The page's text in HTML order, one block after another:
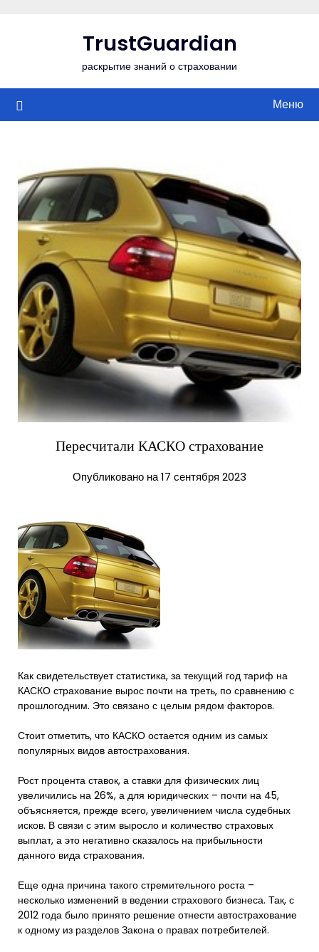
TrustGuardian
раскрытие знаний о страховании
Меню
Пересчитали КАСКО страхование
Опубликовано на 17 сентября 2023
Как свидетельствует статистика, за текущий год тариф на
КАСКО страхование вырос почти на треть, по сравнению с
прошлогодним. Это связано с целым рядом факторов.
Стоит отметить, что КАСКО остается одним из самых
популярных видов автострахования.
Рост процента ставок, а ставки для физических лиц
увеличились на 26%, а для юридических – почти на 45,
объясняется, прежде всего, увеличением числа судебных
исков. В связи с этим выросло и количество страховых
выплат, а это негативно сказалось на прибыльности
данного вида страхования.
Еще одна причина такого стремительного роста –
несколько изменений в ведении страхового бизнеса. Так, с
2012 года было принято решение отнести автострахование
к одному из разделов Закона о правах потребителей.